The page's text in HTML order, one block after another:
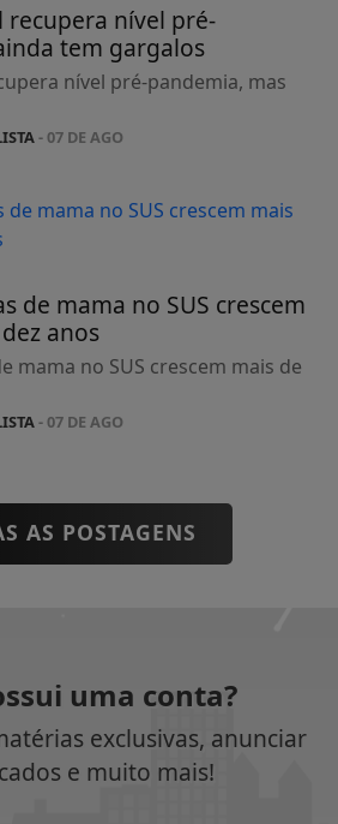
recupera nível pré-
tem gargalos
nível pré-pandemia, mas
- 07 DE AGO
de mama no SUS crescem
anos
mama no SUS crescem mais de
- 07 DE AGO
AS POSTAGENS
uma conta?
exclusivas, anunciar
e muito mais!